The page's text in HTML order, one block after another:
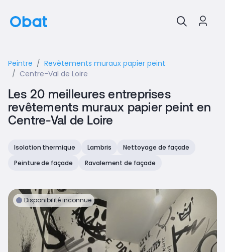
Peintre
Revêtements muraux papier peint
Centre-Val de Loire
Les 20 meilleures entreprises
revêtements muraux papier peint en
Centre-Val de Loire
Isolation thermique Lambris
Nettoyage de façade
Peinture de façade
Ravalement de façade
Disponibilité inconnue